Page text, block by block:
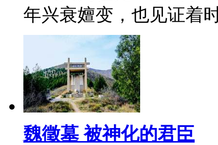
年兴衰嬗变，也见证
魏徵墓 被神化的君臣